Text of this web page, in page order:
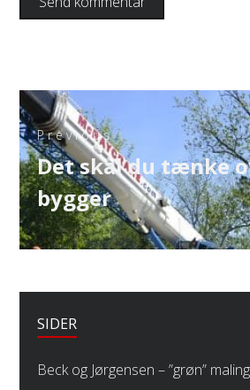
Indlægsnavigation
Previous
Previous
post:
Det skal du tænke
bygger
SIDER
Beck og Jørgensen – ”grøn”